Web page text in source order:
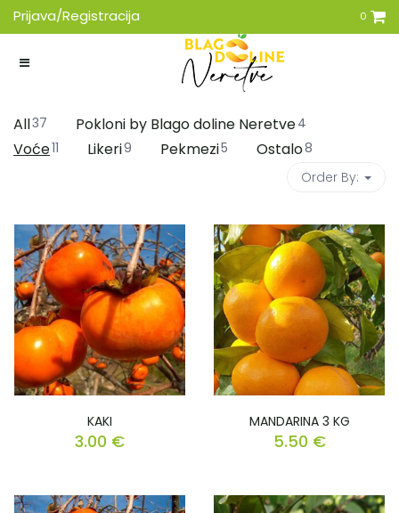
Prijava/Registracija 0
All37 Pokloni by Blago doline Neretve4
Voće11 Likeri9 Pekmezi5 Ostalo8
Order By:
KAKI
3.00 €
MANDARINA 3 KG
5.50 €